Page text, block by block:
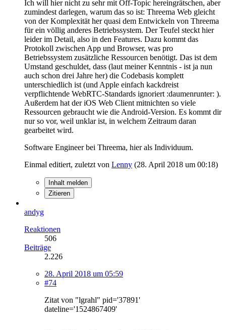
Ich will hier nicht zu sehr mit Off-Topic hereingrätschen, aber
zumindest darlegen, warum das so ist: Threema Web gleicht
von der Komplexität her quasi dem Entwickeln von Threema
für ein völlig anderes Betriebssystem. Der Teufel steckt hier
leider im Detail, also in den Features. Dazu kommt das
Protokoll zwischen App und Browser, was pro
Betriebssystem zusätzliche Ressourcen benötigt. Das ist dem
Umstand geschuldet, dass (laut meiner Kenntnis - ist ja nun
auch schon drei Jahre her) die Codebasis komplett
unterschiedlich ist (und Apple einfach kackdreist
verpflichtende WebRTC-Standards ignoriert :daumenrunter: ).
Außerdem hat der iOS Web Client mitnichten so viele
Ressourcen gebraucht wie die Android-Version. Es kommt dir
nur so vor, weil unklar ist, in welchem Zeitraum daran
gearbeitet wird.
Software Engineer bei Threema, hier als Individuum.
Einmal editiert, zuletzt von Lenny (28. April 2018 um 00:18)
Inhalt melden
Zitieren
andyg
Reaktionen
506
Beiträge
2.226
28. April 2018 um 05:59
#74
Zitat von "lgrahl" pid='37891'
dateline='1524867409'